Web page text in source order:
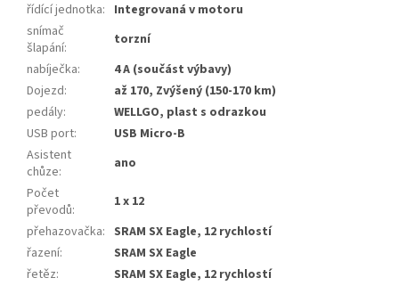
řídící jednotka: Integrovaná v motoru
snímač
šlapání:
torzní
nabíječka:
4 A (součást výbavy)
Dojezd:
až 170, Zvýšený (150-170 km)
pedály:
WELLGO, plast s odrazkou
USB port:
USB Micro-B
Asistent
chůze:
ano
Počet
převodů:
1 x 12
přehazovačka: SRAM SX Eagle, 12 rychlostí
řazení:
SRAM SX Eagle
řetěz:
SRAM SX Eagle, 12 rychlostí